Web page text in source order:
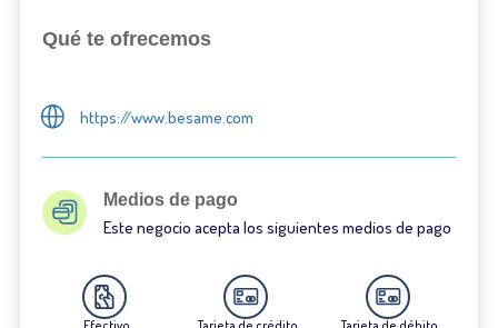
Qué te ofrecemos
https://www.besame.com
Medios de pago
Este negocio acepta los siguientes medios de pago